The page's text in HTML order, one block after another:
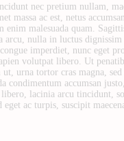
nec pretium nullam,
massa ac est, netus
enim malesuada quam.
arcu, nulla in luctus
congue imperdiet, nunc eget
volutpat libero. Ut
ut, urna tortor cras magna,
condimentum accumsan
libero, lacinia arcu tincidunt,
eget ac turpis, suscipit